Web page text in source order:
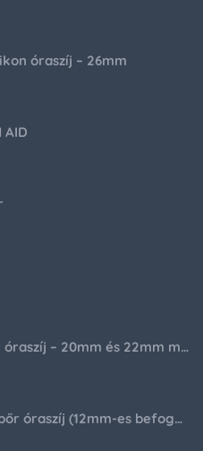
óraszíj – 26mm
AID
Keskenyített bőr óraszíj – 20mm és 22mm méretben
Krokodil mintás bőr óraszíj (12mm-es befogóval rendelkező órához)